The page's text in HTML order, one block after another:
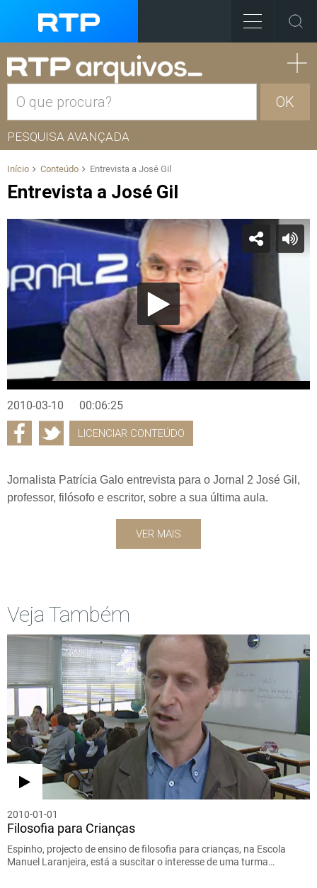
OK
PESQUISA AVANÇADA
Início Conteúdo Entrevista a José Gil
Entrevista a José Gil
2010-03-10 00:06:25
LICENCIAR CONTEÚDO
Jornalista Patrícia Galo entrevista para o Jornal 2 José Gil,
professor, filósofo e escritor, sobre a sua última aula.
VER MAIS
Veja Também
2010-01-01
Filosofia para Crianças
Espinho, projecto de ensino de filosofia para crianças, na Escola
Manuel Laranjeira, está a suscitar o interesse de uma turma…